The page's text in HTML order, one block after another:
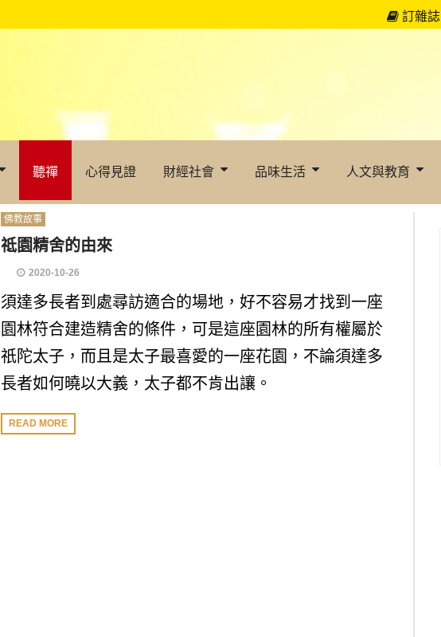
訂雜誌
聽禪 心得見證 財經社會 品味生活 人文與教育
佛教故事
祗園精舍的由來
2020-10-26
須達多長者到處尋訪適合的場地，好不容易才找到一座
園林符合建造精舍的條件，可是這座園林的所有權屬於
祇陀太子，而且是太子最喜愛的一座花園，不論須達多
長者如何曉以大義，太子都不肯出讓。
READ MORE